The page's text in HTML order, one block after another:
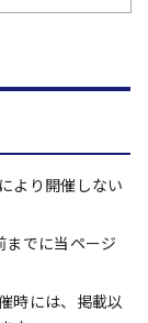
より開催しない
でに当ページ
時には、掲載以